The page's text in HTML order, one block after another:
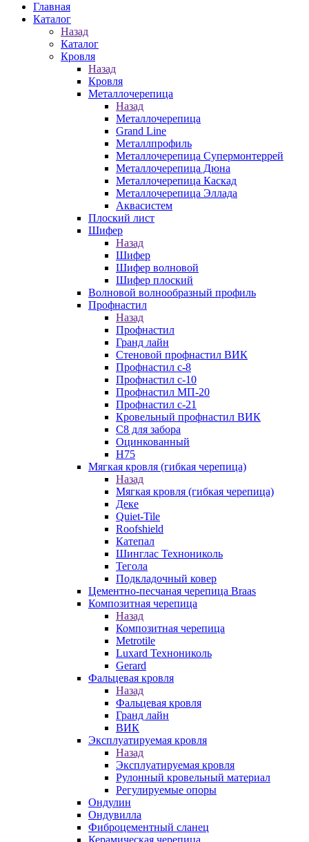
Главная
Каталог
Назад
Каталог
Кровля
Назад
Кровля
Металлочерепица
Назад
Металлочерепица
Grand Line
Металлпрофиль
Металлочерепица Супермонтеррей
Металлочерепица Дюна
Металлочерепица Каскад
Металлочерепица Эллада
Аквасистем
Плоский лист
Шифер
Назад
Шифер
Шифер волновой
Шифер плоский
Волновой волнообразный профиль
Профнастил
Назад
Профнастил
Гранд лайн
Стеновой профнастил ВИК
Профнастил с-8
Профнастил с-10
Профнастил МП-20
Профнастил с-21
Кровельный профнастил ВИК
С8 для забора
Оцинкованный
Н75
Мягкая кровля (гибкая черепица)
Назад
Мягкая кровля (гибкая черепица)
Деке
Quiet-Tile
Roofshield
Катепал
Шинглас Технониколь
Тегола
Подкладочный ковер
Цементно-песчаная черепица Braas
Композитная черепица
Назад
Композитная черепица
Metrotile
Luxard Технониколь
Gerard
Фальцевая кровля
Назад
Фальцевая кровля
Гранд лайн
ВИК
Эксплуатируемая кровля
Назад
Эксплуатируемая кровля
Рулонный кровельный материал
Регулируемые опоры
Ондулин
Ондувилла
Фиброцементный сланец
Керамическая черепица